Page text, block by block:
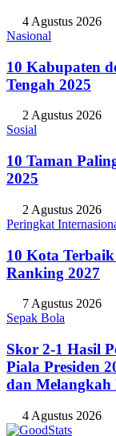
4 Agustus 2026
Nasional
10 Kabupaten
Tengah 2025
2 Agustus 2026
Sosial
10 Taman
2025
2 Agustus 2026
Peringkat
10 Kota
Ranking 2027
7 Agustus 2026
Sepak Bola
Skor 2-1 Hasil
Piala Presiden
dan Melangkah
4 Agustus 2026